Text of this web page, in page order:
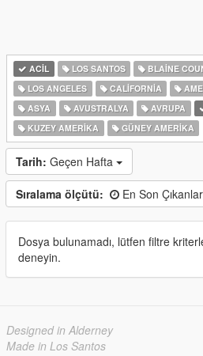
ACIL LOS SANTOS BLAINE
LOS ANGELES
CALIFORNIA
ASYA
AVUSTRALYA AVRUPA
KUZEY AMERIKA
GÜNEY AMERIKA
Tarih: Geçen Hafta
Sıralama ölçütü: En Son Çıkanlar
Dosya bulunamadı, lütfen filtre
deneyin.
Designed in Alderney
Made in Los Santos